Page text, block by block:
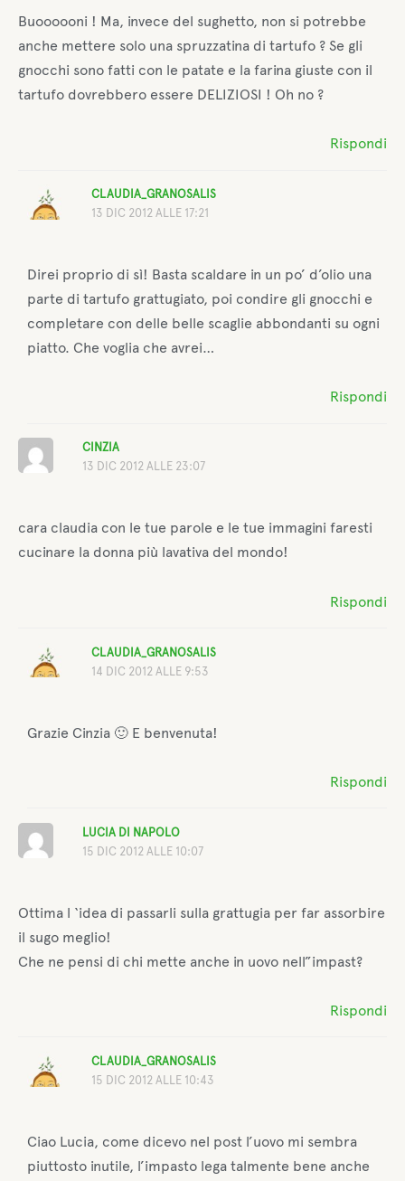
Buoooooni ! Ma, invece del sughetto, non si potrebbe
anche mettere solo una spruzzatina di tartufo ? Se gli
gnocchi sono fatti con le patate e la farina giuste con il
tartufo dovrebbero essere DELIZIOSI ! Oh no ?
Rispondi
CLAUDIA_GRANOSALIS
13 DIC 2012 ALLE 17:21
Direi proprio di sì! Basta scaldare in un po’ d’olio una
parte di tartufo grattugiato, poi condire gli gnocchi e
completare con delle belle scaglie abbondanti su ogni
piatto. Che voglia che avrei…
Rispondi
CINZIA
13 DIC 2012 ALLE 23:07
cara claudia con le tue parole e le tue immagini faresti
cucinare la donna più lavativa del mondo!
Rispondi
CLAUDIA_GRANOSALIS
14 DIC 2012 ALLE 9:53
Grazie Cinzia 🙂 E benvenuta!
Rispondi
LUCIA DI NAPOLO
15 DIC 2012 ALLE 10:07
Ottima l ‘idea di passarli sulla grattugia per far assorbire
il sugo meglio!
Che ne pensi di chi mette anche in uovo nell”impast?
Rispondi
CLAUDIA_GRANOSALIS
15 DIC 2012 ALLE 10:43
Ciao Lucia, come dicevo nel post l’uovo mi sembra
piuttosto inutile, l’impasto lega talmente bene anche